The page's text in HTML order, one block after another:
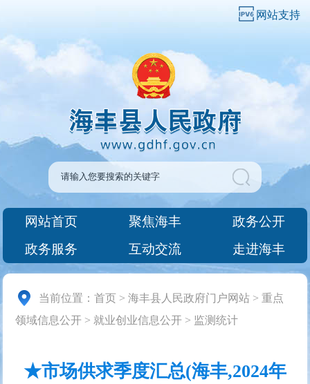
网站支持
网站首页 聚焦海丰
政务公开
政务服务
互动交流 走进海丰
当前位置：首页 >海丰县人民政府门户网站 >重点
领域信息公开 > 就业创业信息公开 > 监测统计
★市场供求季度汇总(海丰,2024年